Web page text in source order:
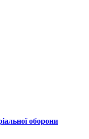
оборони